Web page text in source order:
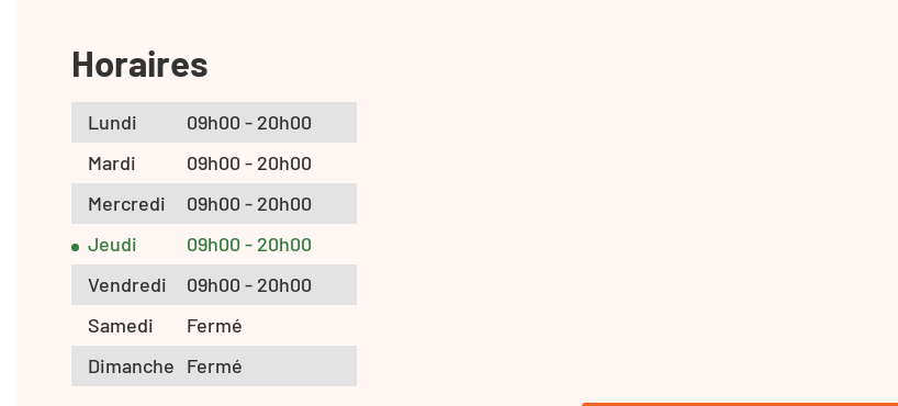
Horaires
Lundi
09h00 - 20h00
Mardi
09h00 - 20h00
Mercredi
09h00 - 20h00
Jeudi
09h00 - 20h00
Vendredi
09h00 - 20h00
Samedi
Fermé
Dimanche Fermé